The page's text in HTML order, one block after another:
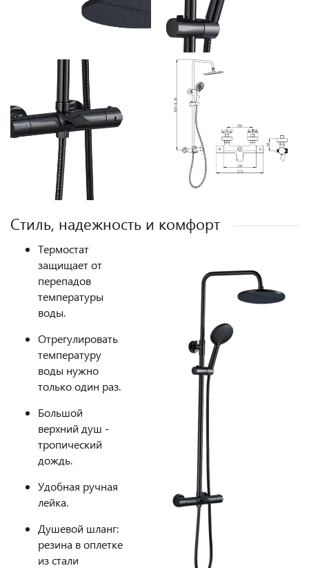
Стиль, надежность и комфорт
Термостат
защищает от
перепадов
температуры
воды.
Отрегулировать
температуру
воды нужно
только один раз.
Большой
верхний душ -
тропический
дождь.
Удобная ручная
лейка.
Душевой шланг:
резина в оплетке
из стали